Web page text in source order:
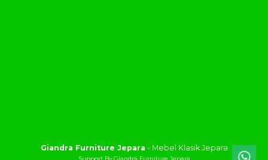
Giandra Furniture Jepara - Mebel Klasik Jepara